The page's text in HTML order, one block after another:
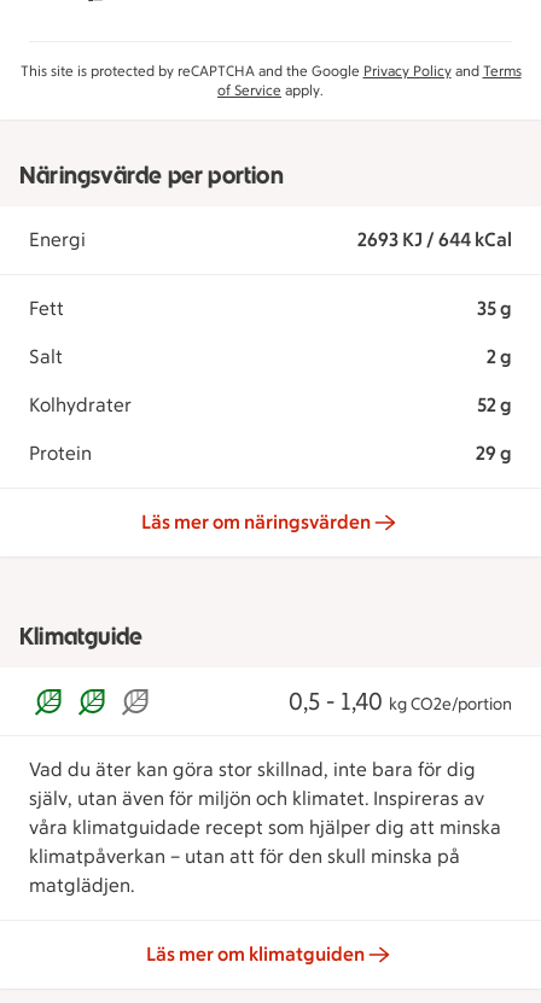
This site is protected by reCAPTCHA and the Google Privacy Policyand Terms
of Service apply.
Näringsvärde per portion
Energi 2693 KJ / 644 kCal
Fett 35 g
Salt 2 g
Kolhydrater 52 g
Protein 29 g
Läs mer om näringsvärden
Klimatguide
0,5 - 1,40 kg CO2e/portion
Vad du äter kan göra stor skillnad, inte bara för dig
själv, utan även för miljön och klimatet. Inspireras av
våra klimatguidade recept som hjälper dig att minska
klimatpåverkan – utan att för den skull minska på
matglädjen.
Läs mer om klimatguiden